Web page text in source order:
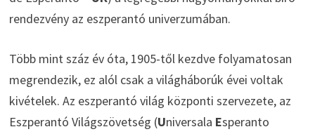
rendezvény az eszperantó univerzumában.
Több mint száz év óta, 1905-től kezdve folyamatosan
megrendezik, ez alól csak a világháborúk évei voltak
kivételek. Az eszperantó világ központi szervezete, az
Eszperantó Világszövetség (Universala Esperanto